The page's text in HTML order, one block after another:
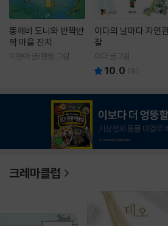
똥깨비 도니와 반짝반
짝 마을 잔치
이현아 글/핸짱 그림
이다의 날마다 자연
찰
이다 글그림
10.0 (9)
크레마클럽